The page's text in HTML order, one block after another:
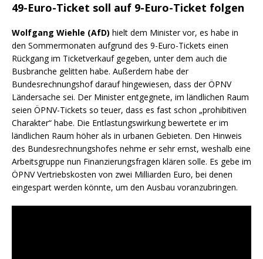
49-Euro-Ticket soll auf 9-Euro-Ticket folgen
Wolfgang Wiehle (AfD) hielt dem Minister vor, es habe in
den Sommermonaten aufgrund des 9-Euro-Tickets einen
Rückgang im Ticketverkauf gegeben, unter dem auch die
Busbranche gelitten habe. Außerdem habe der
Bundesrechnungshof darauf hingewiesen, dass der ÖPNV
Ländersache sei. Der Minister entgegnete, im ländlichen Raum
seien ÖPNV-Tickets so teuer, dass es fast schon „prohibitiven
Charakter“ habe. Die Entlastungswirkung bewertete er im
ländlichen Raum höher als in urbanen Gebieten. Den Hinweis
des Bundesrechnungshofes nehme er sehr ernst, weshalb eine
Arbeitsgruppe nun Finanzierungsfragen klären solle. Es gebe im
ÖPNV Vertriebskosten von zwei Milliarden Euro, bei denen
eingespart werden könnte, um den Ausbau voranzubringen.